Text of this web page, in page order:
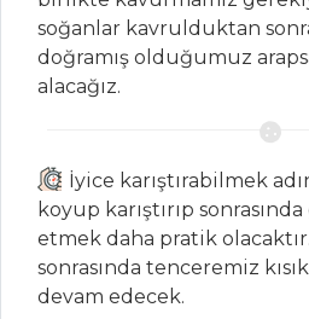
MASTERCHEF
Enfes bir meze
Geleneksel
dolamber böreği
nasıl yapılır?
Pratik tereyağlı
Tavuk Tarifi
soğanlar kavrulduktan
doğramış olduğumuz
alacağız.
İyice karıştırabilmek
koyup karıştırıp
etmek daha pratik
sonrasında tenceremiz
devam edecek.